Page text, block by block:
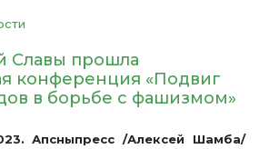
Славы прошла
конференция «Подвиг
в борьбе с фашизмом»
Апсныпресс /Алексей Шамба/